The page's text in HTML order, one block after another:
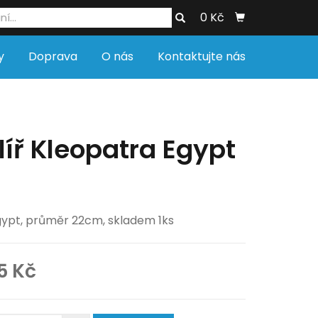
0 Kč
Doprava O nás Kontaktujte nás
Kleopatra Egypt
průměr 22cm, skladem 1ks
Kč